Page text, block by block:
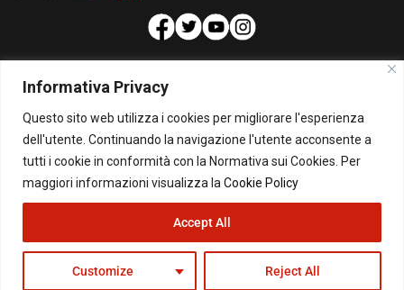
Informativa Privacy
Questo sito web utilizza i cookies per migliorare l'esperienza
dell'utente. Continuando la navigazione l'utente acconsente a
tutti i cookie in conformità con la Normativa sui Cookies. Per
maggiori informazioni visualizza la Cookie Policy
Customize Reject All
Accept All
PUBBLICITA'
Per la tua pubblicità su questo Blog:
pubblicita@beppegrillo.it
© Copyright 2026 - Il Blog di Beppe Grillo. All Rights Reserved - Powered by
happygrafic.com